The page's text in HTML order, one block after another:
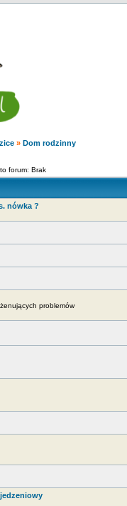
» Dom rodzinny
forum: Brak
nówka ?
problemów